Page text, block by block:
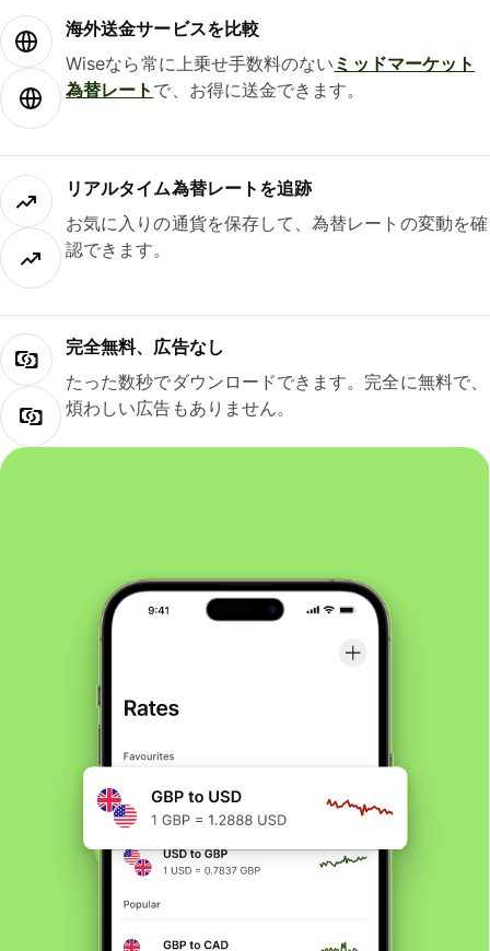
海外送金サービスを比較
Wiseなら常に上乗せ手数料のない ミッドマーケット
為替レート で、お得に送金できます。
リアルタイム為替レートを追跡
お気に入りの通貨を保存して、為替レートの変動を確
認できます。
完全無料、広告なし
たった数秒でダウンロードできます。完全に無料で、
煩わしい広告もありません。